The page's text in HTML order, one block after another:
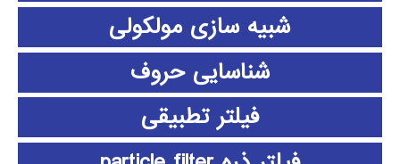
شبیه سازی مولکولی
شناسایی حروف
فیلتر تطبیقی